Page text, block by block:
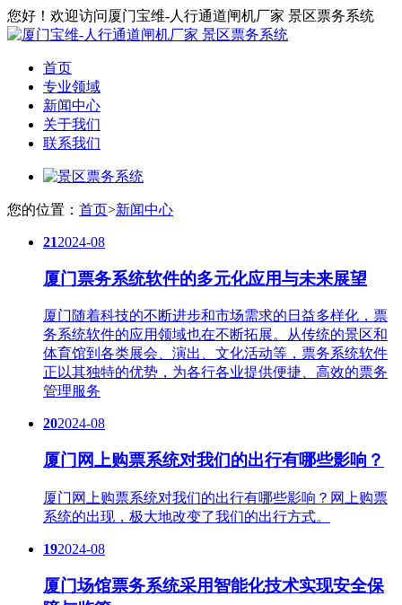
您好！欢迎访问厦门宝维-人行通道闸机厂家 景区票务系统
首页
专业领域
新闻中心
关于我们
联系我们
您的位置： 首页>新闻中心
212024-08
厦门票务系统软件的多元化应用与未来展望
厦门随着科技的不断进步和市场需求的日益多样化，票
务系统软件的应用领域也在不断拓展。从传统的景区和
体育馆到各类展会、演出、文化活动等，票务系统软件
正以其独特的优势，为各行各业提供便捷、高效的票务
管理服务
202024-08
厦门网上购票系统对我们的出行有哪些影响？
厦门网上购票系统对我们的出行有哪些影响？网上购票
系统的出现，极大地改变了我们的出行方式。
192024-08
厦门场馆票务系统采用智能化技术实现安全保